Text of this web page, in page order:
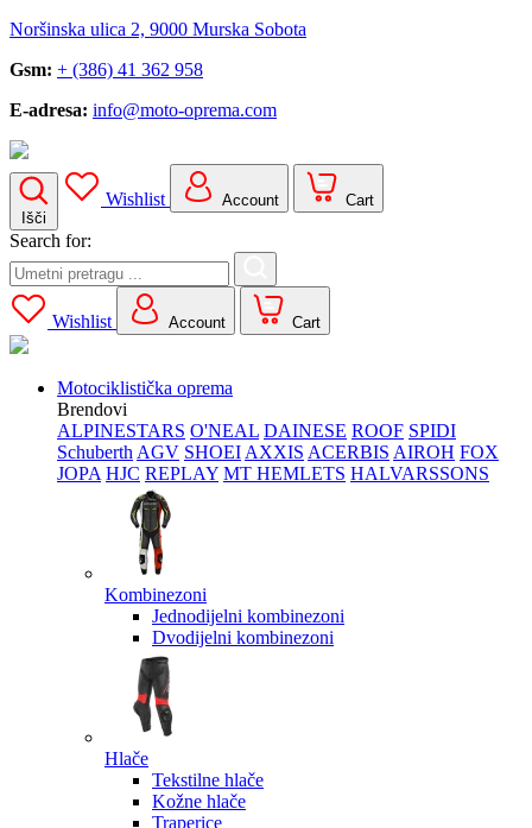
Noršinska ulica 2, 9000 Murska Sobota
Gsm: + (386) 41 362 958
E-adresa: info@moto-oprema.com
Išči
Wishlist Account Cart
Search for:
Wishlist Account Cart
Motociklistička oprema
Brendovi
ALPINESTARS O'NEAL DAINESE ROOF SPIDI
Schuberth AGV SHOEI AXXIS ACERBIS AIROH FOX
JOPA HJC REPLAY MT HEMLETS HALVARSSONS
Kombinezoni
Jednodijelni kombinezoni
Dvodijelni kombinezoni
Hlače
Tekstilne hlače
Kožne hlače
Traperice